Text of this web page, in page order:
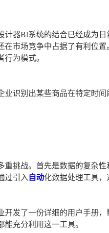
器BI系统的结合已经成为
市场竞争中占据了有利位
为模式。
识别出某些商品在特定时
挑战。首先是数据的复杂
过引入 自动化数据处理工具，
发了一份详细的用户手册
充分利用这一工具。